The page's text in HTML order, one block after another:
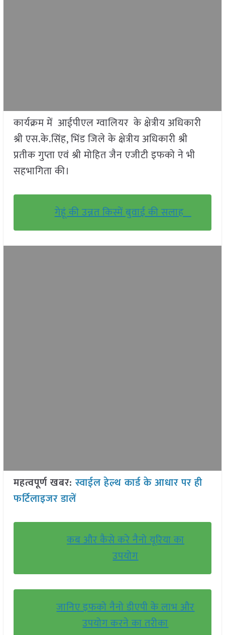
कार्यक्रम में आईपीएल ग्वालियर के क्षेत्रीय अधिकारी
श्री एस.के.सिंह, भिंड जिले के क्षेत्रीय अधिकारी श्री
प्रतीक गुप्ता एवं श्री मोहित जैन एजीटी इफको ने भी
सहभागिता की।
गेहूं की उन्नत किस्में बुवाई की सलाह
महत्वपूर्ण खबर: स्वाईल हेल्थ कार्ड के आधार पर ही
फर्टिलाइजर डालें
कब और कैसे करे नैनो यूरिया का
उपयोग
जानिए इफको नैनो डीएपी के लाभ और
उपयोग करने का तरीका